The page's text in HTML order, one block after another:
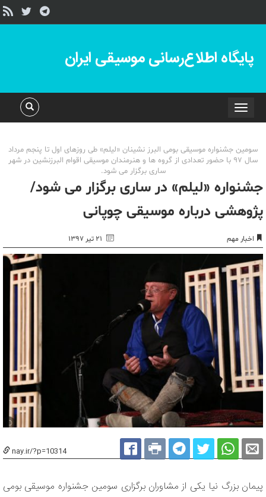
پایگاه اطلاع‌رسانی موسیقی ایران
Toggle
navigation
سومین جشنواره موسیقی بومی البرز نشینان «لیلم» طی روزهای اول تا پنجم مرداد
سال ۹۷ با حضور تعدادی از گروه ها و هنرمندان موسیقی اقوام البرزنشین در شهر
ساری برگزار می شود.
جشنواره «لیلم» در ساری برگزار می شود/
پژوهشی درباره موسیقی چوپانی
اخبار مهم ۲۱ تیر ۱۳۹۷
nay.ir/?p=10314
پیمان بزرگ نیا یکی از مشاوران برگزاری سومین جشنواره موسیقی بومی